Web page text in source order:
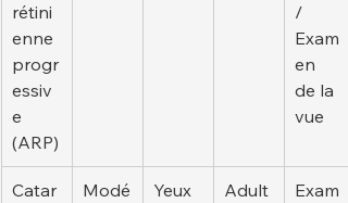
rétini
enne
progr
essiv
e
(ARP)
/
Exam
en
de la
vue
Catar
Modé
Yeux
Adult
Exam